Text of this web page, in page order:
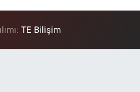
TE Bilişim